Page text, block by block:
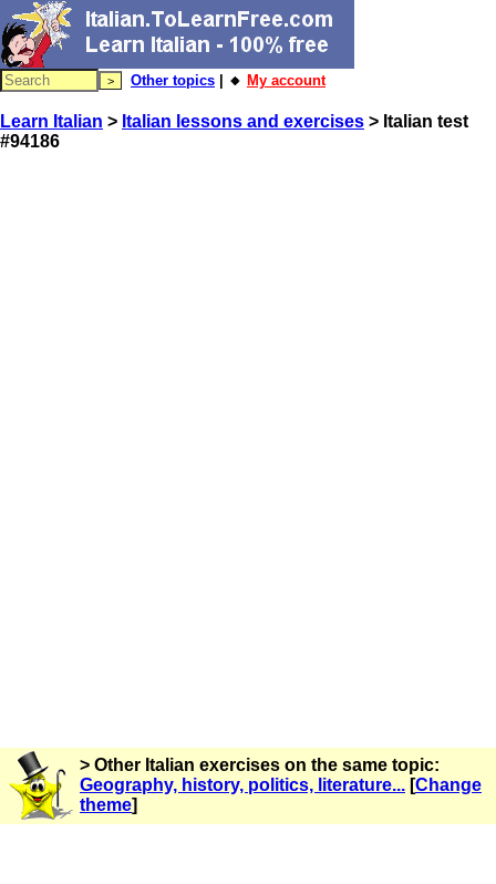
Other topics | 🔸 My account
Learn Italian > Italian lessons and exercises > Italian test
#94186
> Other Italian exercises on the same topic:
Geography, history, politics, literature... [Change
theme]